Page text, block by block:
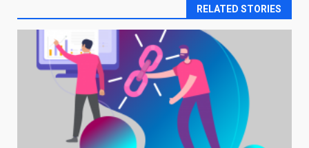
RELATED STORIES